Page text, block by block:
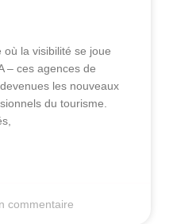
la visibilité se joue
– ces agences de
les nouveaux
du tourisme.
commentaire